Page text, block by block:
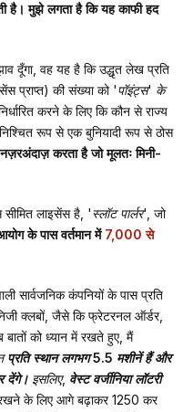
है। मुझे लगता है कि यह काफी हद
दूँगा, वह यह है कि उद्धृत लेख प्रति
प्राप्त) की संख्या को 'पॉइंट्स' के
करने के लिए कि कौन से राज्य
रूप से एक बुनियादी रूप से ठोस
करता है जो मूलतः मिनी-
लाइसेंस है, 'स्लॉट पार्लर', जो
के पास वर्तमान में 7,000 से
सार्वजनिक कंपनियों के पास प्रति
क्लबों, जैसे कि फ्रेटरनल ऑर्डर,
को ध्यान में रखते हुए, मैं
प्रति स्थान लगभग 5.5 मशीनें हैं और
देंगे। इसलिए, वेस्ट वर्जीनिया लॉटरी
के लिए आगे बढ़ाकर 1250 कर